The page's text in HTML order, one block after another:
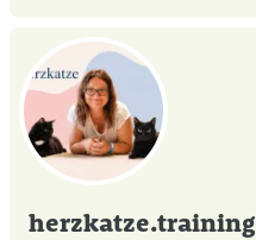
ausgeglic...
herzkatze.training